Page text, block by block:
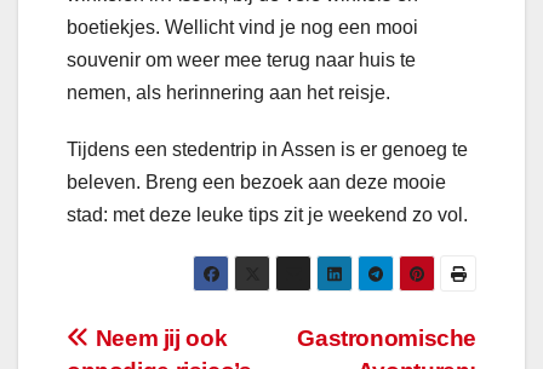
boetiekjes. Wellicht vind je nog een mooi
souvenir om weer mee terug naar huis te
nemen, als herinnering aan het reisje.
Tijdens een stedentrip in Assen is er genoeg te
beleven. Breng een bezoek aan deze mooie
stad: met deze leuke tips zit je weekend zo vol.
Bericht
Gastronomische
Neem jij ook